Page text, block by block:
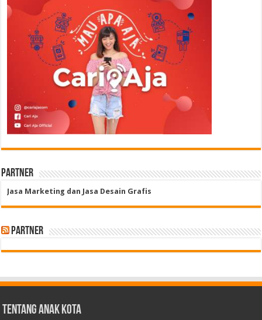
Partner
Jasa Marketing dan Jasa Desain Grafis
Partner
Tentang Anak Kota